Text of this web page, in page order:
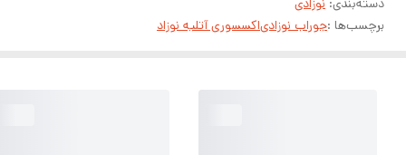
دسته‌بندی: نوزادی
برچسب‌ها :جوراب نوزادیاکسسوری آتلیه نوزاد